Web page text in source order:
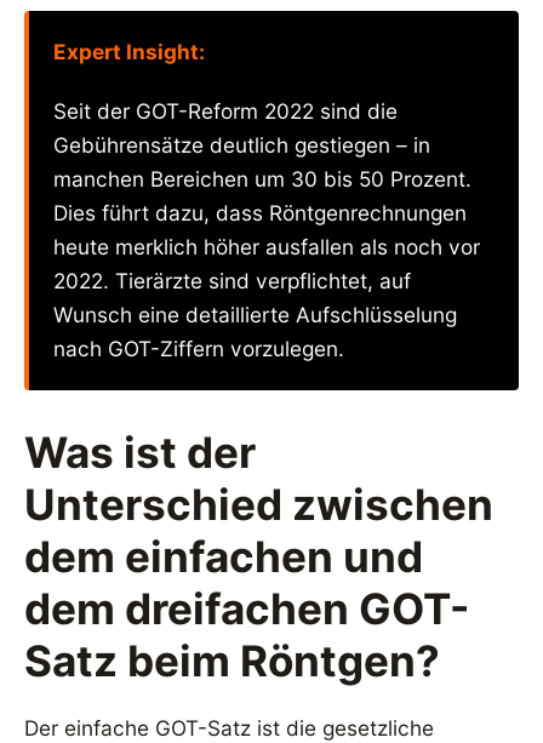
Expert Insight:
Seit der GOT-Reform 2022 sind die
Gebührensätze deutlich gestiegen – in
manchen Bereichen um 30 bis 50 Prozent.
Dies führt dazu, dass Röntgenrechnungen
heute merklich höher ausfallen als noch vor
2022. Tierärzte sind verpflichtet, auf
Wunsch eine detaillierte Aufschlüsselung
nach GOT-Ziffern vorzulegen.
Was ist der
Unterschied zwischen
dem einfachen und
dem dreifachen GOT-
Satz beim Röntgen?
Der einfache GOT-Satz ist die gesetzliche